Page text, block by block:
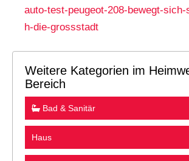
auto-test-peugeot-208-bewegt-
h-die-grossstadt
Weitere Kategorien im
Bereich
Bad & Sanitär
Haus